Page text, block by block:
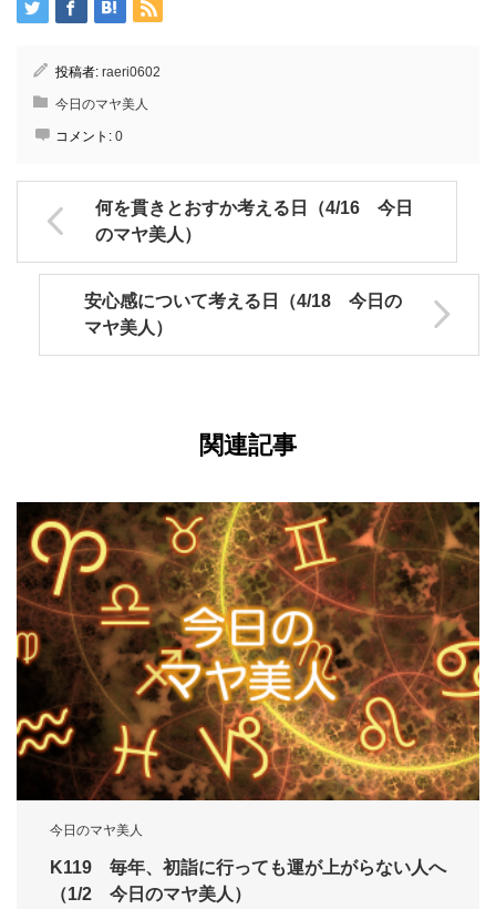
投稿者: raeri0602
今日のマヤ美人
コメント: 0
何を貫きとおすか考える日（4/16 今日
のマヤ美人）
安心感について考える日（4/18 今日の
マヤ美人）
関連記事
今日のマヤ美人
K119 毎年、初詣に行っても運が上がらない人へ
（1/2 今日のマヤ美人）